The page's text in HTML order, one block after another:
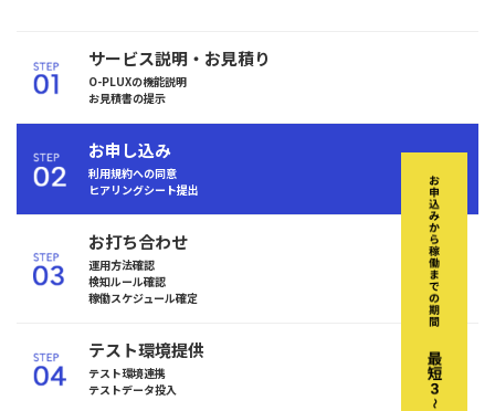
サービス説明・お見積り
O-PLUXの機能説明
お見積書の提示
お申し込み
利用規約への同意
ヒアリングシート提出
お打ち合わせ
運用方法確認
検知ルール確認
稼働スケジュール確定
テスト環境提供
テスト環境連携
テストデータ投入